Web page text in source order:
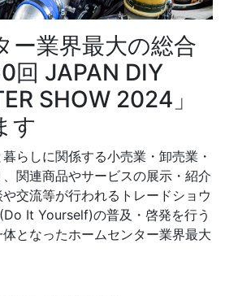
ー業界最大の総合
回 JAPAN DIY
SHOW 2024」
す
らしに関係する小売業・卸売業・
関連商品やサービスの展示・紹介
交流等が行われるトレードショウ
It Yourself)の普及・啓発を行う
となったホームセンター業界最大